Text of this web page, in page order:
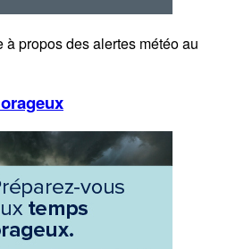
propos des alertes météo au